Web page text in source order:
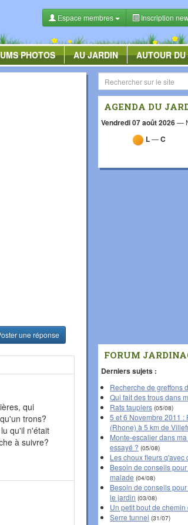
Espace membres Inscription
PHOTOS AU JARDIN AUTOUR
une réponse
qui
trons?
qu'il n'était
à suivre?
AGENDA DU
Vendredi 07 août 2026—
L—C
FORUM
Derniers sujets :
Recherche de greffons
Qui fait des trous dans
Rats taupiers (05/08)
5 et 6 Novembre 2011 :
(Rhone) à 5 km de
Monte-escalier dans
essayé ? (05/08)
Les choux fleurs q'avec
Besoin de conseils
malade (04/08)
Besoin de conseils
le jardin (03/08)
Un petit bout de chemin
Serre tunnel (31/07)